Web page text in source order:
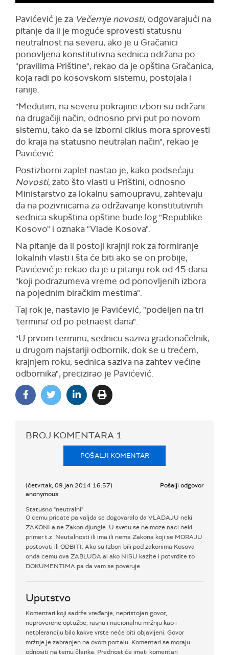
Pavićević je za Večernje novosti, odgovarajući na
pitanje da li je moguće sprovesti statusnu
neutralnost na severu, ako je u Gračanici
ponovljena konstitutivna sednica održana po
"pravilima Prištine", rekao da je opština Gračanica,
koja radi po kosovskom sistemu, postojala i
ranije.
"Međutim, na severu pokrajine izbori su održani
na drugačiji način, odnosno prvi put po novom
sistemu, tako da se izborni ciklus mora sprovesti
do kraja na statusno neutralan način", rekao je
Pavićević.
Postizborni zaplet nastao je, kako podsećaju
Novosti, zato što vlasti u Prištini, odnosno
Ministarstvo za lokalnu samoupravu, zahtevaju
da na pozivnicama za održavanje konstitutivnih
sednica skupština opštine bude log "Republike
Kosovo" i oznaka "Vlade Kosova".
Na pitanje da li postoji krajnji rok za formiranje
lokalnih vlasti i šta će biti ako se on probije,
Pavićević je rekao da je u pitanju rok od 45 dana
"koji podrazumeva vreme od ponovljenih izbora
na pojednim biračkim mestima".
Taj rok je, nastavio je Pavićević, "podeljen na tri
'termina' od po petnaest dana".
"U prvom terminu, sednicu saziva gradonačelnik,
u drugom najstariji odbornik, dok se u trećem,
krajnjem roku, sednica saziva na zahtev većine
odbornika", precizirao je Pavićević.
BROJ KOMENTARA 1
POŠALJI KOMENTAR
(četvrtak, 09.jan.2014 16:57)
anonymous
Pošalji odgovor
Statusno "neutralni"
O cemu pricate pa valjda se dogovaralo da VLADAJU neki
ZAKONI a ne Zakon djungle. U svetu se ne moze naci neki
primer t.z. Neutalnosti ili ima ili nema Zakona koji se MORAJU
postovati ili ODBITI. Ako su Izbori bili pod zakonima Kosova
onda cemu ova ZABLUDA al ako NISU kazite i potvrdite to
DOKUMENTIMA pa da vam se poveruje.
Uputstvo
Komentari koji sadrže vređanje, nepristojan govor,
neproverene optužbe, rasnu i nacionalnu mržnju kao i
netoleranciju bilo kakve vrste neće biti objavljeni. Govor
mržnje je zabranjen na ovom portalu. Komentari se moraju
odnositi na temu članka. Prednost će imati komentari